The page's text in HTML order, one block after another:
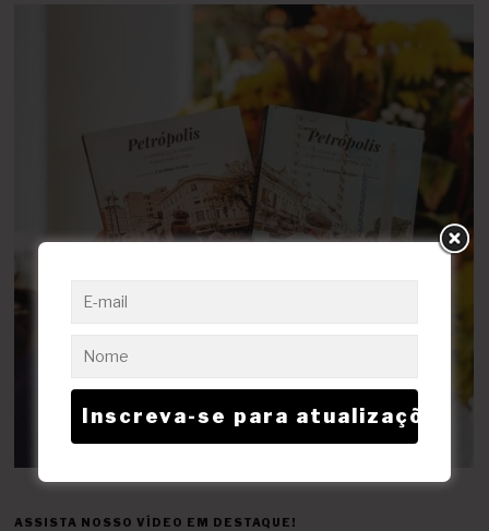
ASSISTA NOSSO VÍDEO EM DESTAQUE!